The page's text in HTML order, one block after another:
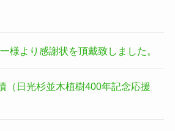
より感謝状を頂戴致しました。
（日光杉並木植樹400年記念応援